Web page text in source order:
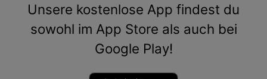
Unsere kostenlose App findest du
sowohl im App Store als auch bei
Google Play!